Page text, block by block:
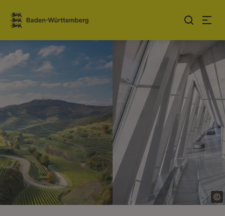
Sauter au contenu
Link zur Startseite